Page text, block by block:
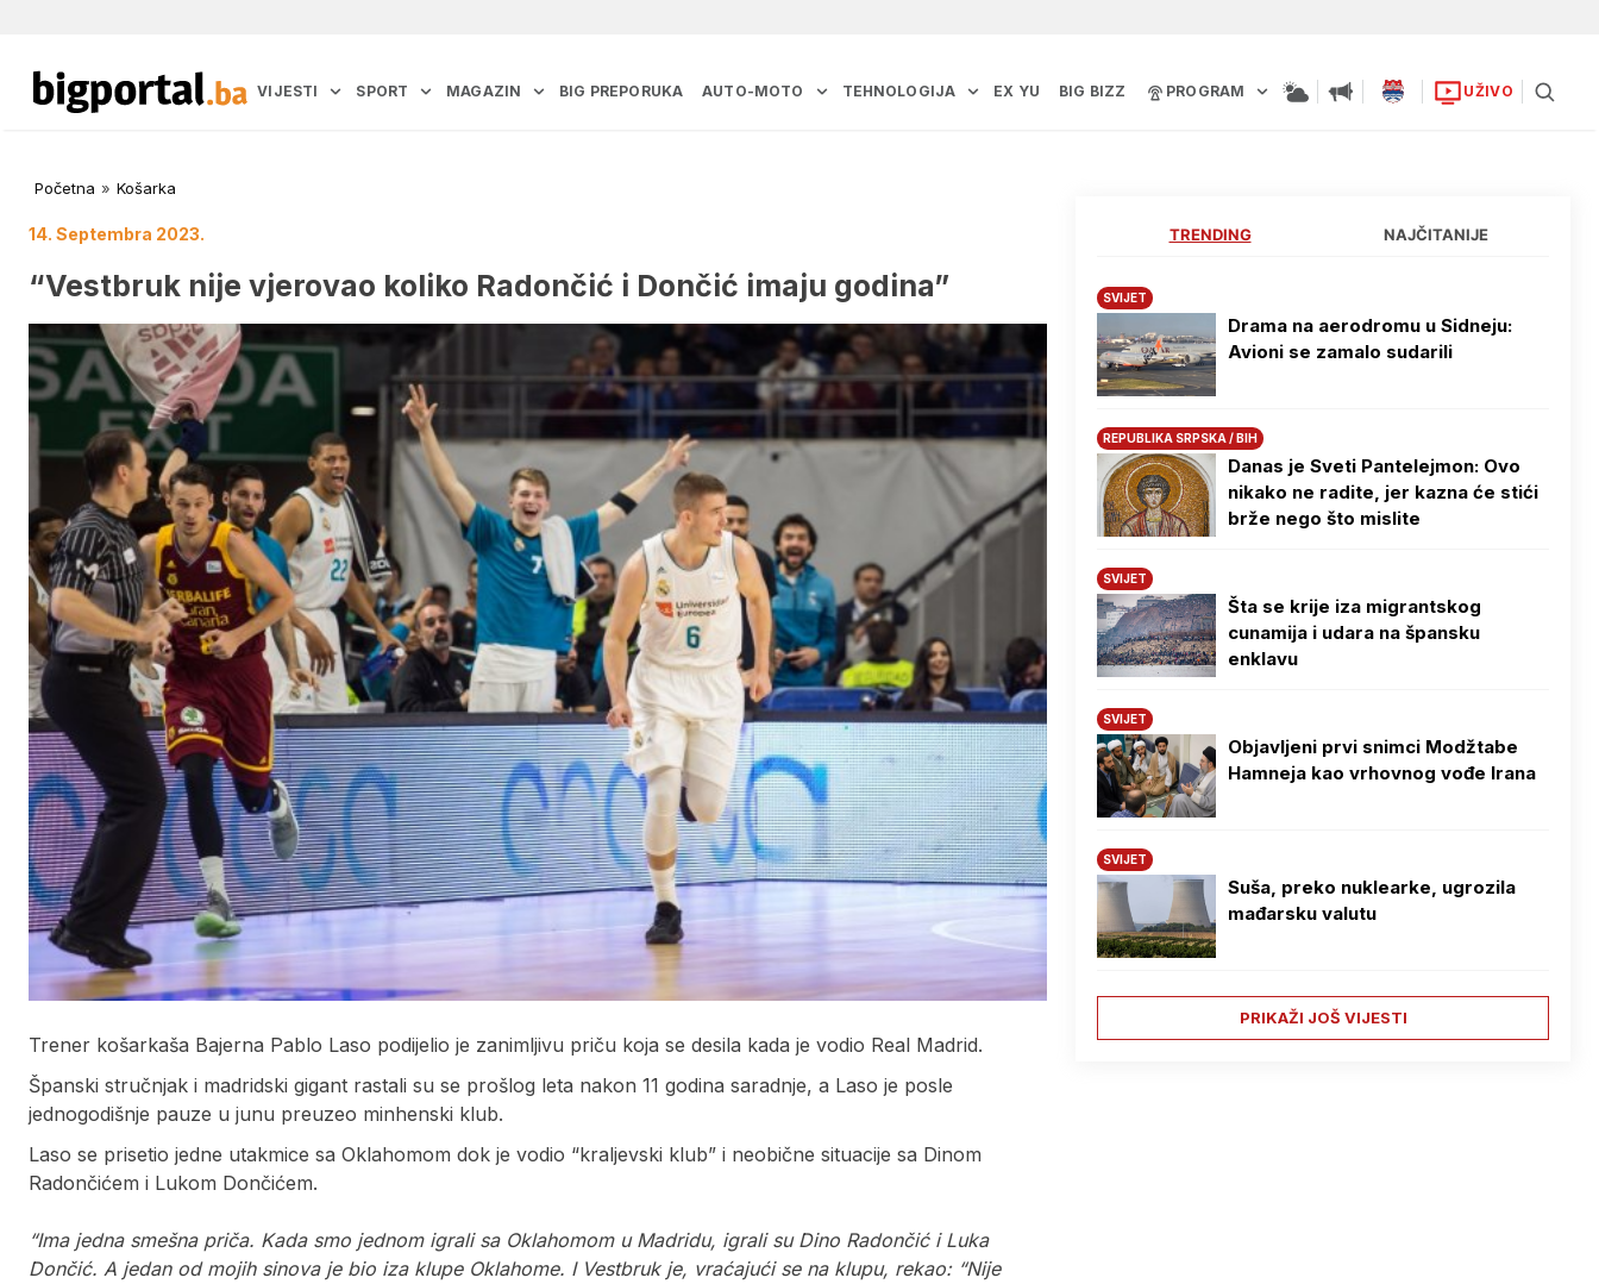
VIJESTI SPORT MAGAZIN BIG PREPORUKA AUTO-MOTO TEHNOLOGIJA EX YU BIG BIZZ PROGRAM UŽIVO
Početna » Košarka
14. Septembra 2023.
“Vestbruk nije vjerovao koliko Radončić i Dončić imaju godina”
Trener košarkaša Bajerna Pablo Laso podijelio je zanimljivu priču koja se desila kada je vodio Real Madrid.
Španski stručnjak i madridski gigant rastali su se prošlog leta nakon 11 godina saradnje, a Laso je posle
jednogodišnje pauze u junu preuzeo minhenski klub.
Laso se prisetio jedne utakmice sa Oklahomom dok je vodio “kraljevski klub” i neobične situacije sa Dinom
Radončićem i Lukom Dončićem.
“Ima jedna smešna priča. Kada smo jednom igrali sa Oklahomom u Madridu, igrali su Dino Radončić i Luka
Dončić. A jedan od mojih sinova je bio iza klupe Oklahome. I Vestbruk je, vraćajući se na klupu, rekao: “Nije
TRENDING NAJČITANIJE
SVIJET
Drama na aerodromu u Sidneju:
Avioni se zamalo sudarili
REPUBLIKA SRPSKA / BIH
Danas je Sveti Pantelejmon: Ovo
nikako ne radite, jer kazna će stići
brže nego što mislite
SVIJET
Šta se krije iza migrantskog
cunamija i udara na špansku
enklavu
SVIJET
Objavljeni prvi snimci Modžtabe
Hamneja kao vrhovnog vođe Irana
SVIJET
Suša, preko nuklearke, ugrozila
mađarsku valutu
PRIKAŽI JOŠ VIJESTI